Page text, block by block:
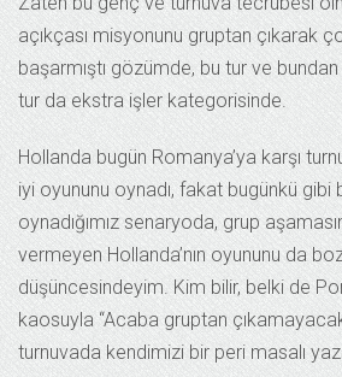
açıkçası misyonunu gruptan çıkarak
başarmıştı gözümde, bu tur ve
tur da ekstra işler kategorisinde.
Hollanda bugün Romanya’ya karşı
iyi oyununu oynadı, fakat bugünkü
oynadığımız senaryoda, grup
vermeyen Hollanda’nın oyununu da
düşüncesindeyim. Kim bilir, belki de
kaosuyla “Acaba gruptan
turnuvada kendimizi bir peri masalı